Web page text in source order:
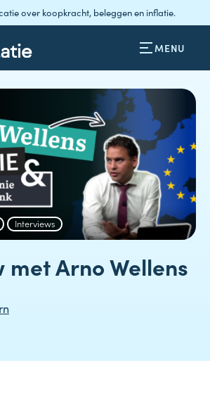
over koopkracht, beleggen en inflatie.
MENU
met Arno Wellens
Interviews